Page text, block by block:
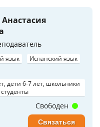
язык
Испанский язык
дети 6-7 лет, школьники
студенты
Свободен
Связаться